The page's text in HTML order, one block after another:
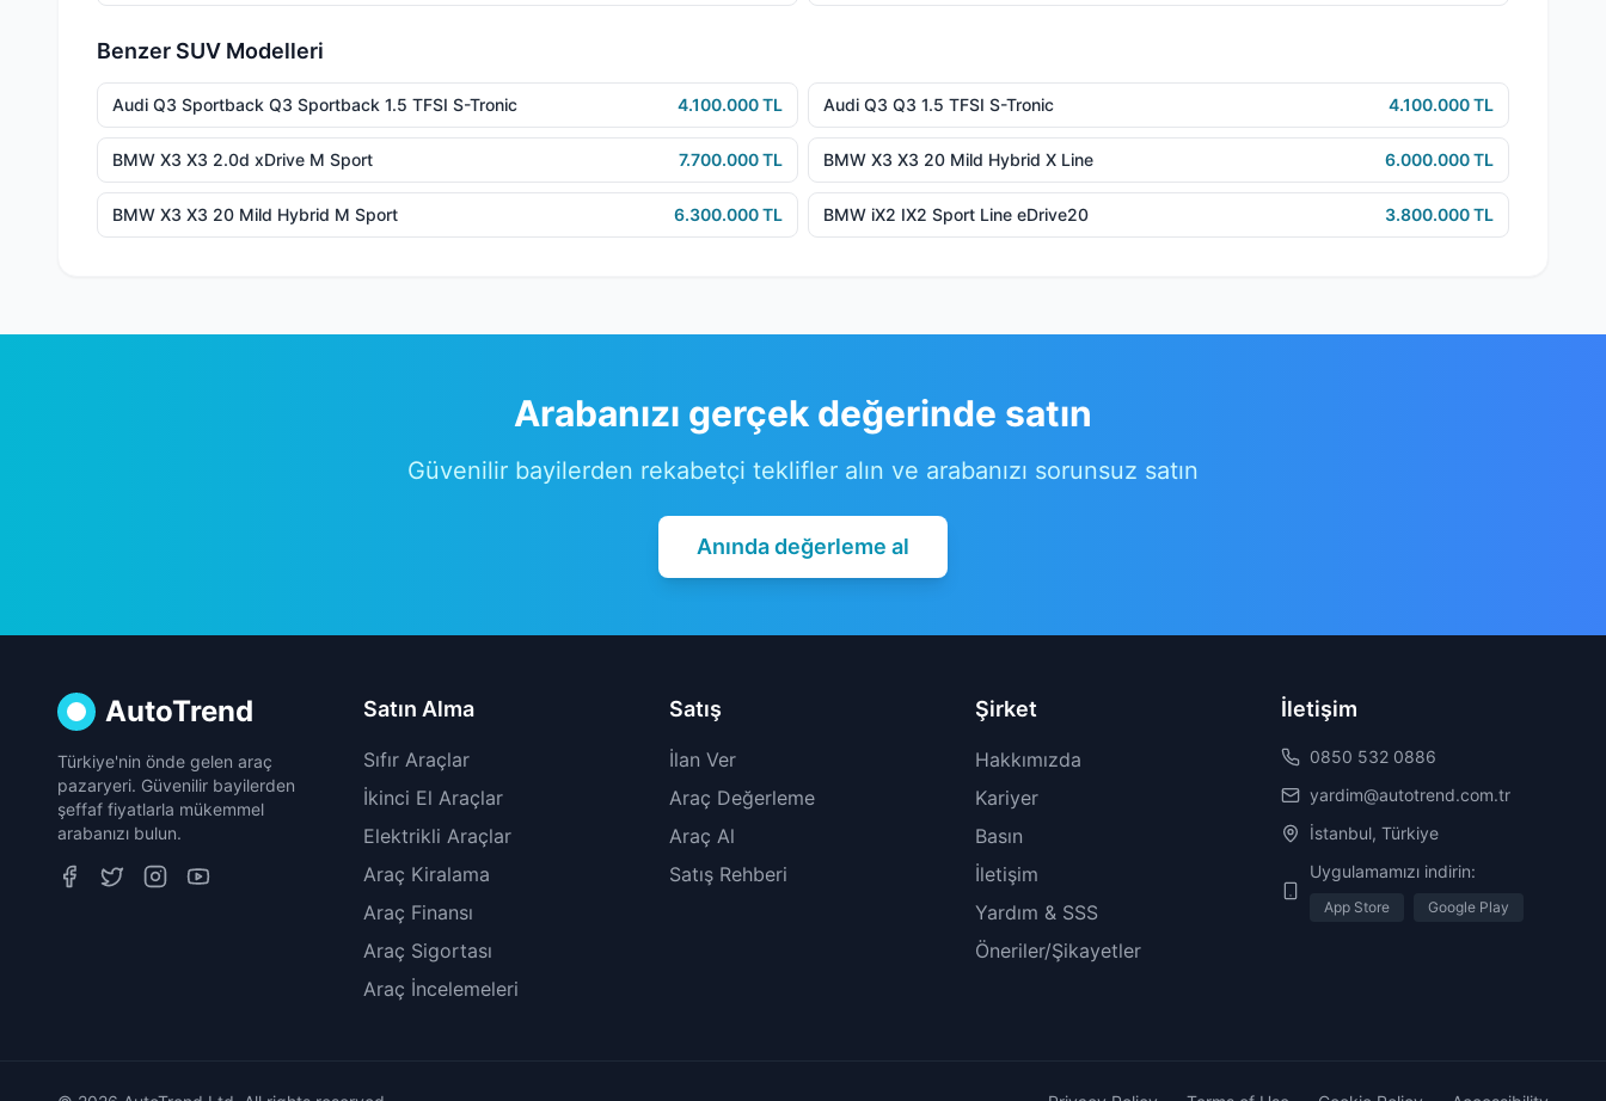
Benzer SUV Modelleri
Audi Q3 Sportback Q3 Sportback 1.5 TFSI S-Tronic 4.100.000 TL Audi Q3 Q3 1.5 TFSI S-Tronic 4.100.000 TL
BMW X3 X3 2.0d xDrive M Sport 7.700.000 TL BMW X3 X3 20 Mild Hybrid X Line 6.000.000 TL
BMW X3 X3 20 Mild Hybrid M Sport 6.300.000 TL BMW iX2 IX2 Sport Line eDrive20 3.800.000 TL
Arabanızı gerçek değerinde satın
Güvenilir bayilerden rekabetçi teklifler alın ve arabanızı sorunsuz satın
Anında değerleme al
AutoTrend
Türkiye'nin önde gelen araç
pazaryeri. Güvenilir bayilerden
şeffaf fiyatlarla mükemmel
arabanızı bulun.
Satın Alma
Sıfır Araçlar
İkinci El Araçlar
Elektrikli Araçlar
Araç Kiralama
Araç Finansı
Araç Sigortası
Araç İncelemeleri
Satış
İlan Ver
Araç Değerleme
Araç Al
Satış Rehberi
Şirket
Hakkımızda
Kariyer
Basın
İletişim
Yardım & SSS
Öneriler/Şikayetler
İletişim
0850 532 0886
yardim@autotrend.com.tr
İstanbul, Türkiye
Uygulamamızı indirin:
App Store Google Play